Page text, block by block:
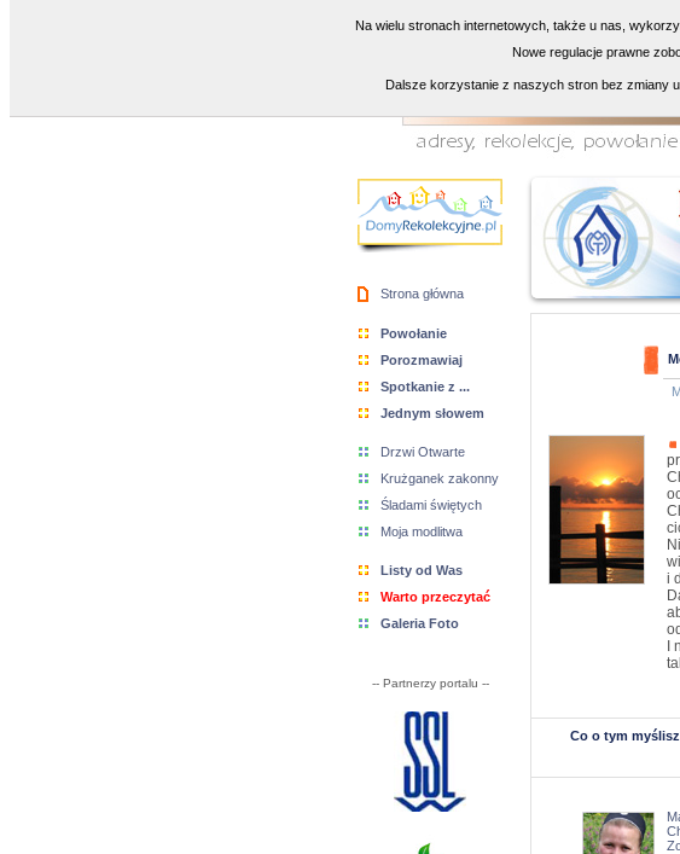
Strona główna
Powołanie
Porozmawiaj
Spotkanie z ...
Jednym słowem
Drzwi Otwarte
Krużganek zakonny
Śladami świętych
Moja modlitwa
Listy od Was
Warto przeczytać
Galeria Foto
-- Partnerzy portalu --
i
Co o tym
Na wielu stronach internetowych, także u nas,
Nowe regulacje prawne
Dalsze korzystanie z naszych stron bez zmiany